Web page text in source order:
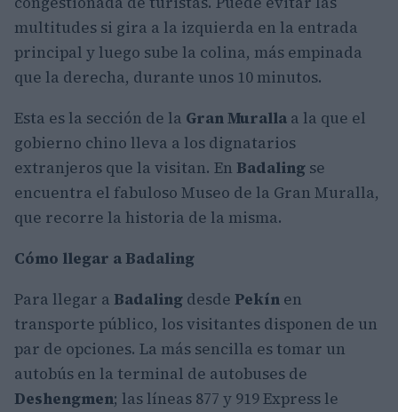
multitudes si gira a la izquierda en la entrada
principal y luego sube la colina, más empinada
que la derecha, durante unos 10 minutos.
Esta es la sección de la Gran Muralla a la que el
gobierno chino lleva a los dignatarios
extranjeros que la visitan. En Badaling se
encuentra el fabuloso Museo de la Gran Muralla,
que recorre la historia de la misma.
Cómo llegar a Badaling
Para llegar a Badaling desde Pekín en
transporte público, los visitantes disponen de un
par de opciones. La más sencilla es tomar un
autobús en la terminal de autobuses de
Deshengmen; las líneas 877 y 919 Express le